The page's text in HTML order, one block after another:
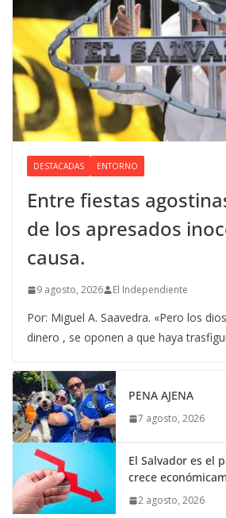
DESTACADAS ENTORNO
Entre fiestas
de los apresados
causa.
9 agosto, 2026 El Independiente
Por: Miguel A. Saavedra. «Pero los
dinero , se oponen a que haya
PENA AJENA
7 agosto, 2026
El Salvador es el
crece
2 agosto, 2026